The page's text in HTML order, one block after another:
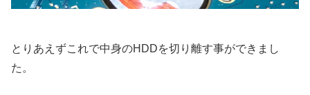
とりあえずこれで中身のHDDを切り離す事ができまし
た。